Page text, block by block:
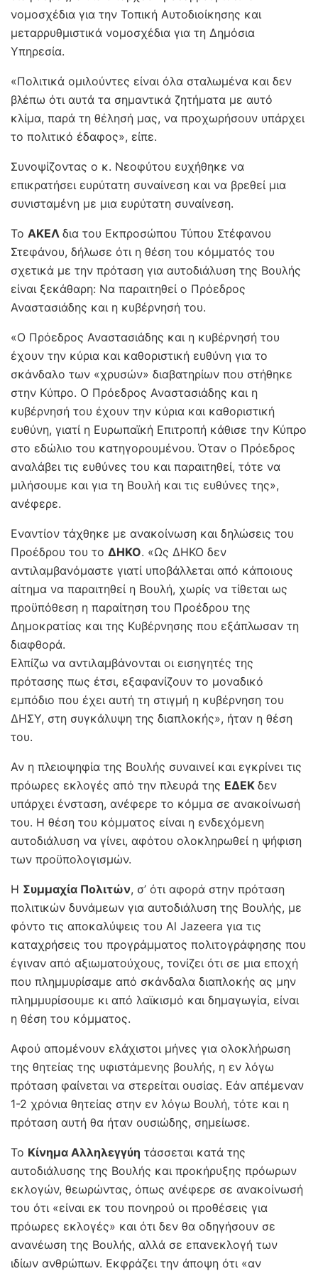
νομοσχέδια για την Τοπική Αυτοδιοίκησης και
μεταρρυθμιστικά νομοσχέδια για τη Δημόσια
Υπηρεσία.
«Πολιτικά ομιλούντες είναι όλα σταλωμένα και δεν
βλέπω ότι αυτά τα σημαντικά ζητήματα με αυτό
κλίμα, παρά τη θέλησή μας, να προχωρήσουν υπάρχει
το πολιτικό έδαφος», είπε.
Συνοψίζοντας ο κ. Νεοφύτου ευχήθηκε να
επικρατήσει ευρύτατη συναίνεση και να βρεθεί μια
συνισταμένη με μια ευρύτατη συναίνεση.
Το ΑΚΕΛ δια του Εκπροσώπου Τύπου Στέφανου
Στεφάνου, δήλωσε ότι η θέση του κόμματός του
σχετικά με την πρόταση για αυτοδιάλυση της Βουλής
είναι ξεκάθαρη: Να παραιτηθεί ο Πρόεδρος
Αναστασιάδης και η κυβέρνησή του.
«Ο Πρόεδρος Αναστασιάδης και η κυβέρνησή του
έχουν την κύρια και καθοριστική ευθύνη για το
σκάνδαλο των «χρυσών» διαβατηρίων που στήθηκε
στην Κύπρο. Ο Πρόεδρος Αναστασιάδης και η
κυβέρνησή του έχουν την κύρια και καθοριστική
ευθύνη, γιατί η Ευρωπαϊκή Επιτροπή κάθισε την Κύπρο
στο εδώλιο του κατηγορουμένου. Όταν ο Πρόεδρος
αναλάβει τις ευθύνες του και παραιτηθεί, τότε να
μιλήσουμε και για τη Βουλή και τις ευθύνες της»,
ανέφερε.
Εναντίον τάχθηκε με ανακοίνωση και δηλώσεις του
Προέδρου του το ΔΗΚΟ. «Ως ΔΗΚΟ δεν
αντιλαμβανόμαστε γιατί υποβάλλεται από κάποιους
αίτημα να παραιτηθεί η Βουλή, χωρίς να τίθεται ως
προϋπόθεση η παραίτηση του Προέδρου της
Δημοκρατίας και της Κυβέρνησης που εξάπλωσαν τη
διαφθορά.
Ελπίζω να αντιλαμβάνονται οι εισηγητές της
πρότασης πως έτσι, εξαφανίζουν το μοναδικό
εμπόδιο που έχει αυτή τη στιγμή η κυβέρνηση του
ΔΗΣΥ, στη συγκάλυψη της διαπλοκής», ήταν η θέση
του.
Αν η πλειοψηφία της Βουλής συναινεί και εγκρίνει τις
πρόωρες εκλογές από την πλευρά της ΕΔΕΚ δεν
υπάρχει ένσταση, ανέφερε το κόμμα σε ανακοίνωσή
του. Η θέση του κόμματος είναι η ενδεχόμενη
αυτοδιάλυση να γίνει, αφότου ολοκληρωθεί η ψήφιση
των προϋπολογισμών.
Η Συμμαχία Πολιτών, σ’ ότι αφορά στην πρόταση
πολιτικών δυνάμεων για αυτοδιάλυση της Βουλής, με
φόντο τις αποκαλύψεις του Al Jazeera για τις
καταχρήσεις του προγράμματος πολιτογράφησης που
έγιναν από αξιωματούχους, τονίζει ότι σε μια εποχή
που πλημμυρίσαμε από σκάνδαλα διαπλοκής ας μην
πλημμυρίσουμε κι από λαϊκισμό και δημαγωγία, είναι
η θέση του κόμματος.
Αφού απομένουν ελάχιστοι μήνες για ολοκλήρωση
της θητείας της υφιστάμενης βουλής, η εν λόγω
πρόταση φαίνεται να στερείται ουσίας. Εάν απέμεναν
1-2 χρόνια θητείας στην εν λόγω Βουλή, τότε και η
πρόταση αυτή θα ήταν ουσιώδης, σημείωσε.
Το Κίνημα Αλληλεγγύη τάσσεται κατά της
αυτοδιάλυσης της Βουλής και προκήρυξης πρόωρων
εκλογών, θεωρώντας, όπως ανέφερε σε ανακοίνωσή
του ότι «είναι εκ του πονηρού οι προθέσεις για
πρόωρες εκλογές» και ότι δεν θα οδηγήσουν σε
ανανέωση της Βουλής, αλλά σε επανεκλογή των
ιδίων ανθρώπων. Εκφράζει την άποψη ότι «αν